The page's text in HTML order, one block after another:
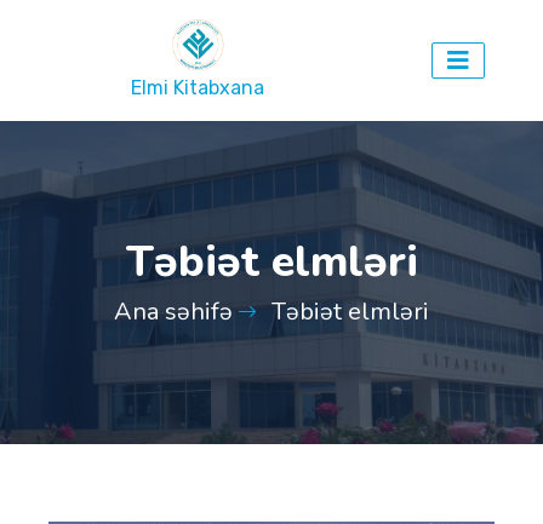
Elmi Kitabxana
Təbiət elmləri
Ana səhifə Təbiət elmləri